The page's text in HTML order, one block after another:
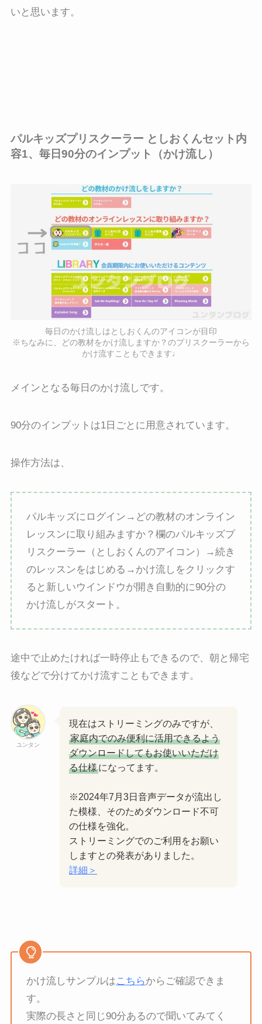
いと思います。
パルキッズプリスクーラー としおくんセット内
容1、毎日90分のインプット（かけ流し）
毎日のかけ流しはとしおくんのアイコンが目印
※ちなみに、どの教材をかけ流しますか？のプリスクーラーから
かけ流すこともできます♩
メインとなる毎日のかけ流しです。
90分のインプットは1日ごとに用意されています。
操作方法は、
パルキッズにログイン→どの教材のオンライン
レッスンに取り組みますか？欄のパルキッズプ
リスクーラー（としおくんのアイコン）→続き
のレッスンをはじめる→かけ流しをクリックす
ると新しいウインドウが開き自動的に90分の
かけ流しがスタート。
途中で止めたければ一時停止もできるので、朝と帰宅
後などで分けてかけ流すこともできます。
ユンタン
現在はストリーミングのみですが、
家庭内でのみ便利に活用できるよう
ダウンロードしてもお使いいただけ
る仕様になってます。
※2024年7月3日音声データが流出し
た模様、そのためダウンロード不可
の仕様を強化。
ストリーミングでのご利用をお願い
しますとの発表がありました。
詳細＞
かけ流しサンプルはこちらからご確認できま
す。
実際の長さと同じ90分あるので聞いてみてく